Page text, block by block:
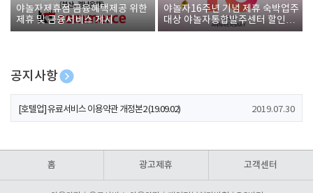
야놀자제휴점 금융혜택제공 위한
제휴 및 금융서비스 게시
야놀자16주년 기념 제휴 숙박업주
대상 야놀자통합발주센터 할인쿠
폰 증정
공지사항
[호텔업] 개인정보 처리방침 개정본1 (19.09.02)
[호텔업] 유료서비스 이용약관 개정본2 (19.09.02) 2019.07.30
홈 광고제휴 고객센터